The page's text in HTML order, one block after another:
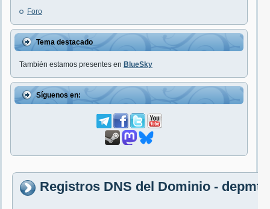
Foro
Tema destacado
También estamos presentes en BlueSky
Síguenos en:
Registros DNS del Dominio -